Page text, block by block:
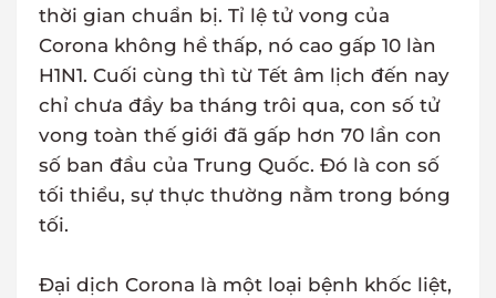
thời gian chuẩn bị. Tỉ lệ tử vong của
Corona không hề thấp, nó cao gấp 10 làn
H1N1. Cuối cùng thì từ Tết âm lịch đến nay
chỉ chưa đầy ba tháng trôi qua, con số tử
vong toàn thế giới đã gấp hơn 70 lần con
số ban đầu của Trung Quốc. Đó là con số
tối thiểu, sự thực thường nằm trong bóng
tối.
Đại dịch Corona là một loại bệnh khốc liệt,